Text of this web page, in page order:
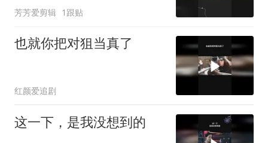
芳芳爱剪辑 1跟贴
也就你把对狙当真了
红颜爱追剧
这一下，是我没想到的